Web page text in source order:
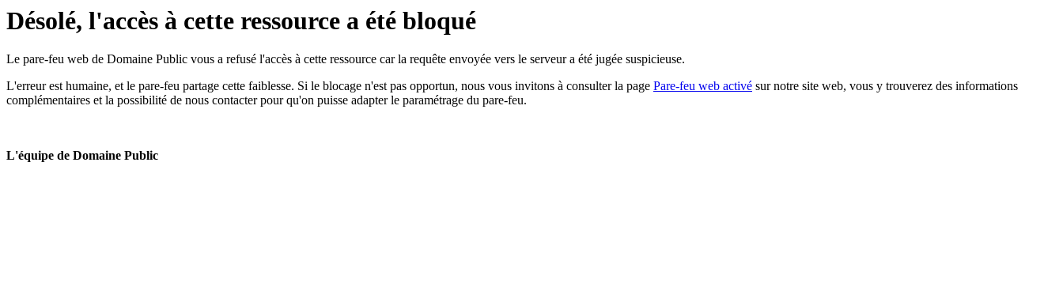
Désolé, l'accès à cette ressource a été bloqué
Le pare-feu web de Domaine Public vous a refusé l'accès à cette ressource car la requête envoyée vers le serveur a été jugée suspicieuse.
L'erreur est humaine, et le pare-feu partage cette faiblesse. Si le blocage n'est pas opportun, nous vous invitons à consulter la page Pare-feu web activé sur notre site web, vous y trouverez des informations
complémentaires et la possibilité de nous contacter pour qu'on puisse adapter le paramétrage du pare-feu.
L'équipe de Domaine Public